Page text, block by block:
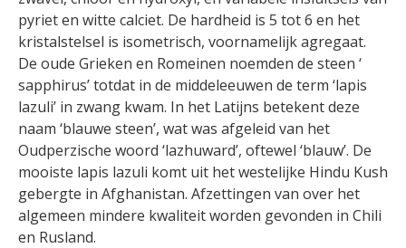
pyriet en witte calciet. De hardheid is 5 tot 6 en het
kristalstelsel is isometrisch, voornamelijk agregaat.
De oude Grieken en Romeinen noemden de steen ‘
sapphirus’ totdat in de middeleeuwen de term ‘lapis
lazuli’ in zwang kwam. In het Latijns betekent deze
naam ‘blauwe steen’, wat was afgeleid van het
Oudperzische woord ‘lazhuward’, oftewel ‘blauw’. De
mooiste lapis lazuli komt uit het westelijke Hindu Kush
gebergte in Afghanistan. Afzettingen van over het
algemeen mindere kwaliteit worden gevonden in Chili
en Rusland.